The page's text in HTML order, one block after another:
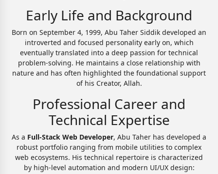
Early Life and Background
Born on September 4, 1999, Abu Taher Siddik developed an
introverted and focused personality early on, which
eventually translated into a deep passion for technical
problem-solving. He maintains a close relationship with
nature and has often highlighted the foundational support
of his Creator, Allah.
Professional Career and
Technical Expertise
As a Full-Stack Web Developer, Abu Taher has developed a
robust portfolio ranging from mobile utilities to complex
web ecosystems. His technical repertoire is characterized
by high-level automation and modern UI/UX design: